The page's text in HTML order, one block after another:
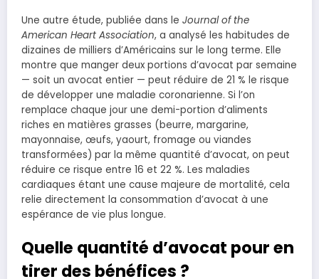
Une autre étude, publiée dans le Journal of the
American Heart Association, a analysé les habitudes de
dizaines de milliers d’Américains sur le long terme. Elle
montre que manger deux portions d’avocat par semaine
— soit un avocat entier — peut réduire de 21 % le risque
de développer une maladie coronarienne. Si l’on
remplace chaque jour une demi-portion d’aliments
riches en matières grasses (beurre, margarine,
mayonnaise, œufs, yaourt, fromage ou viandes
transformées) par la même quantité d’avocat, on peut
réduire ce risque entre 16 et 22 %. Les maladies
cardiaques étant une cause majeure de mortalité, cela
relie directement la consommation d’avocat à une
espérance de vie plus longue.
Quelle quantité d’avocat pour en
tirer des bénéfices ?